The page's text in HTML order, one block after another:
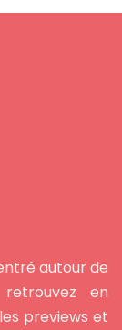
autour de
en
previews et